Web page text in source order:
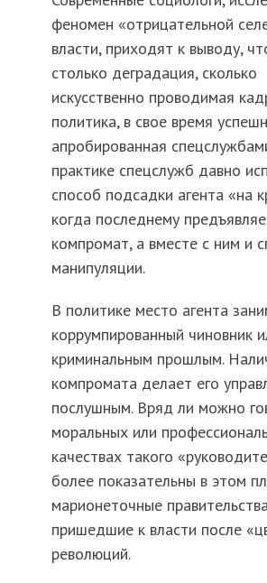
феномен «отрицательной
власти, приходят к выводу,
столько деградация, сколько
искусственно проводимая
политика, в свое время
апробированная
практике спецслужб давно
способ подсадки агента «на
когда последнему
компромат, а вместе с ним и
манипуляции.
В политике место агента
коррумпированный чиновник
криминальным прошлым.
компромата делает его
послушным. Вряд ли можно
моральных или
качествах такого
более показательны в этом
марионеточные
пришедшие к власти после
революций.